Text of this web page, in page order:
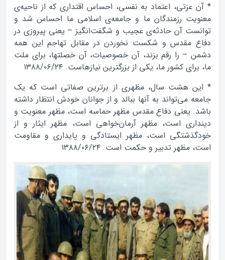
* آن عزتى، اعتماد به نفسى، احساس اقتدارى كه از ناحيه‌‌‌‌‌‌‌‌‌‌‌‌ى
معنويت رزمندگان ما و جامعه‌‌‌‌‌‌‌‌‌‌‌‌ى اسلامى ما احساس شد و
توانست آن حادثه‌‌‌‌‌‌‌‌‌‌‌‌ى عجيب و شگفت‌‌‌‌‌‌‌‌‌‌‌‌انگيز – يعنى پيروزى در
دفاع مقدس و شكست نخوردن در مقابل تهاجم اين همه
دشمن – را رقم بزند، آن خصوصيات، آن خصلتها، براى ملت
ما، براى كشور ما، يكى از بزرگترين نيازهاست. ۱۳۸۸/۰۶/۲۴
* اين هشت سال، مظهرى از برترين صفاتى است كه يك
جامعه مي‌تواند به آنها ببالد و از جوانان خودش انتظار داشته
باشد. يعنى دفاع مقدس مظهر حماسه است، مظهر معنويت و
ديندارى است، مظهر آرمان‌‌‌‌‌‌‌‌‌‌‌‌خواهى است، مظهر ايثار و از
خودگذشتگى است، مظهر ايستادگى و پايدارى و مقاومت
است، مظهر تدبير و حكمت است. ۱۳۸۸/۰۶/۲۴